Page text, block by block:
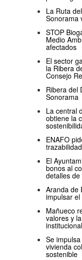
La Ruta
Sonorama
STOP
Medio
afectados
El sector
la Ribera
Consejo
Ribera del
Sonorama
La central
obtiene la
ENAFO
El
bonos al
detalles
Aranda de
impulsar
Mañueco
valores y
institucional
Se
vivienda
sostenible